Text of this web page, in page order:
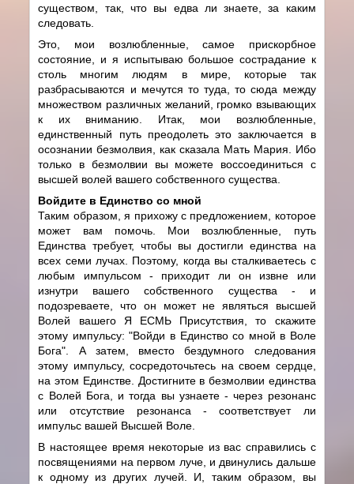
существом, так, что вы едва ли знаете, за каким
следовать.
Это, мои возлюбленные, самое прискорбное
состояние, и я испытываю большое сострадание к
столь многим людям в мире, которые так
разбрасываются и мечутся то туда, то сюда между
множеством различных желаний, громко взывающих
к их вниманию. Итак, мои возлюбленные,
единственный путь преодолеть это заключается в
осознании безмолвия, как сказала Мать Мария. Ибо
только в безмолвии вы можете воссоединиться с
высшей волей вашего собственного существа.
Войдите в Единство со мной
Таким образом, я прихожу с предложением, которое
может вам помочь. Мои возлюбленные, путь
Единства требует, чтобы вы достигли единства на
всех семи лучах. Поэтому, когда вы сталкиваетесь с
любым импульсом - приходит ли он извне или
изнутри вашего собственного существа - и
подозреваете, что он может не являться высшей
Волей вашего Я ЕСМЬ Присутствия, то скажите
этому импульсу: "Войди в Единство со мной в Воле
Бога". А затем, вместо бездумного следования
этому импульсу, сосредоточьтесь на своем сердце,
на этом Единстве. Достигните в безмолвии единства
с Волей Бога, и тогда вы узнаете - через резонанс
или отсутствие резонанса - соответствует ли
импульс вашей Высшей Воле.
В настоящее время некоторые из вас справились с
посвящениями на первом луче, и двинулись дальше
к одному из других лучей. И, таким образом, вы